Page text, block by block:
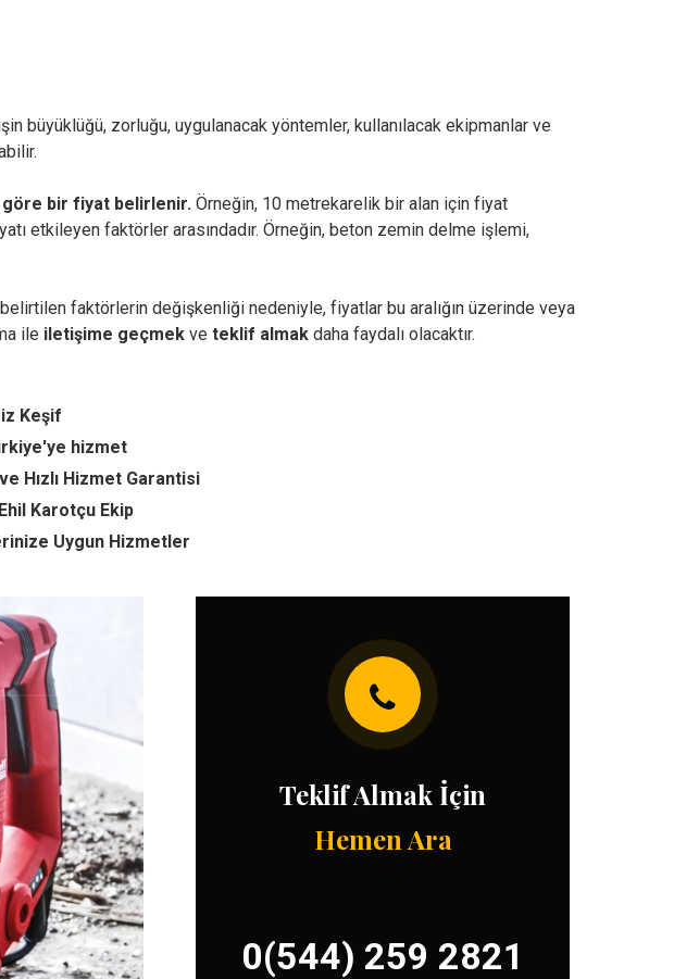
büyüklüğü, zorluğu, uygulanacak yöntemler, kullanılacak ekipmanlar ve
göre bir fiyat belirlenir. Örneğin, 10 metrekarelik bir alan için fiyat
etkileyen faktörler arasındadır. Örneğin, beton zemin delme işlemi,
faktörlerin değişkenliği nedeniyle, fiyatlar bu aralığın üzerinde veya
ile iletişime geçmek ve teklif almak daha faydalı olacaktır.
Keşif
hizmet
Hızlı Hizmet Garantisi
Karotçu Ekip
Uygun Hizmetler
Teklif Almak İçin
Hemen Ara
0(544) 259 2821